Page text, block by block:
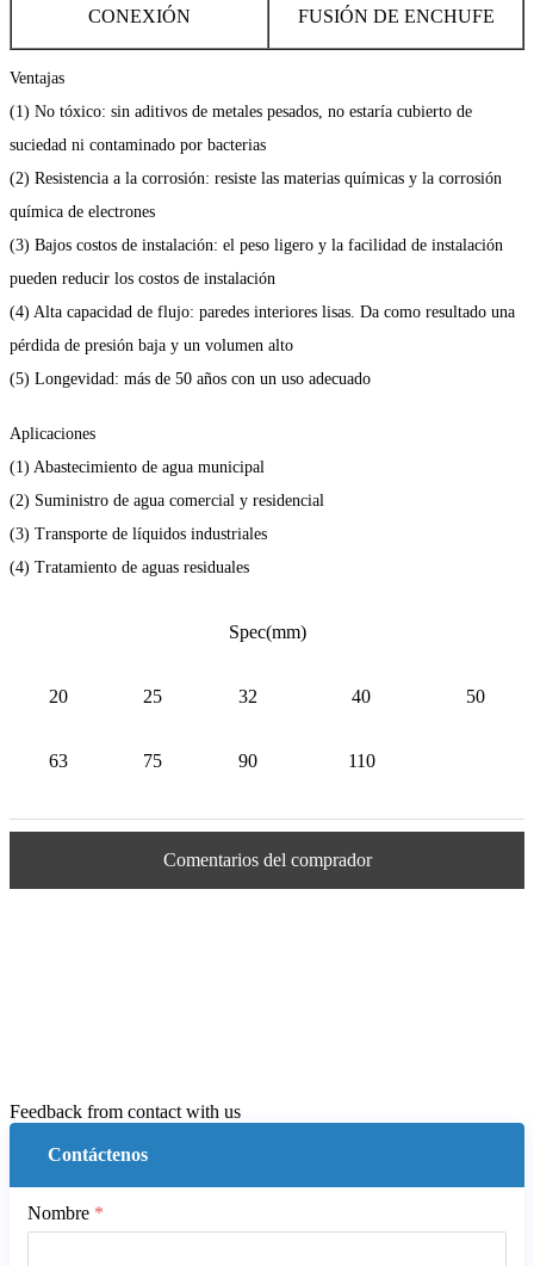
CONEXIÓN FUSIÓN DE ENCHUFE
Ventajas
(1) No tóxico: sin aditivos de metales pesados, no estaría cubierto de
suciedad ni contaminado por bacterias
(2) Resistencia a la corrosión: resiste las materias químicas y la corrosión
química de electrones
(3) Bajos costos de instalación: el peso ligero y la facilidad de instalación
pueden reducir los costos de instalación
(4) Alta capacidad de flujo: paredes interiores lisas. Da como resultado una
pérdida de presión baja y un volumen alto
(5) Longevidad: más de 50 años con un uso adecuado
Aplicaciones
(1) Abastecimiento de agua municipal
(2) Suministro de agua comercial y residencial
(3) Transporte de líquidos industriales
(4) Tratamiento de aguas residuales
Spec(mm)
20 25 32 40 50
63 75 90 110
Comentarios del comprador
Feedback from contact with us
Contáctenos
Nombre *